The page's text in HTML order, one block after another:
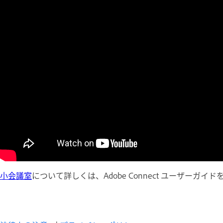
小会議室について詳しくは、Adobe Connect ユーザーガイド